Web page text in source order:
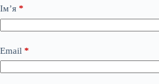
Ім’я *
Email *